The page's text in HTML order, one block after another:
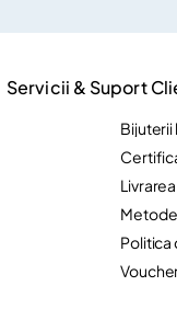
Servicii & Suport
Bijuterii
Politica